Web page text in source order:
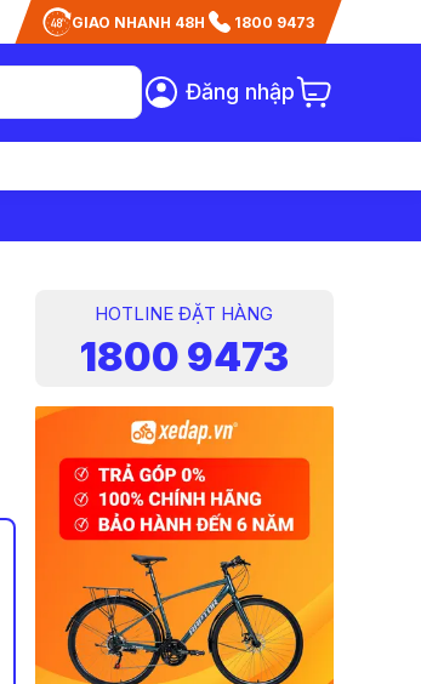
GIAO NHANH 48H 1800 9473
Đăng nhập
HOTLINE ĐẶT HÀNG
1800 9473